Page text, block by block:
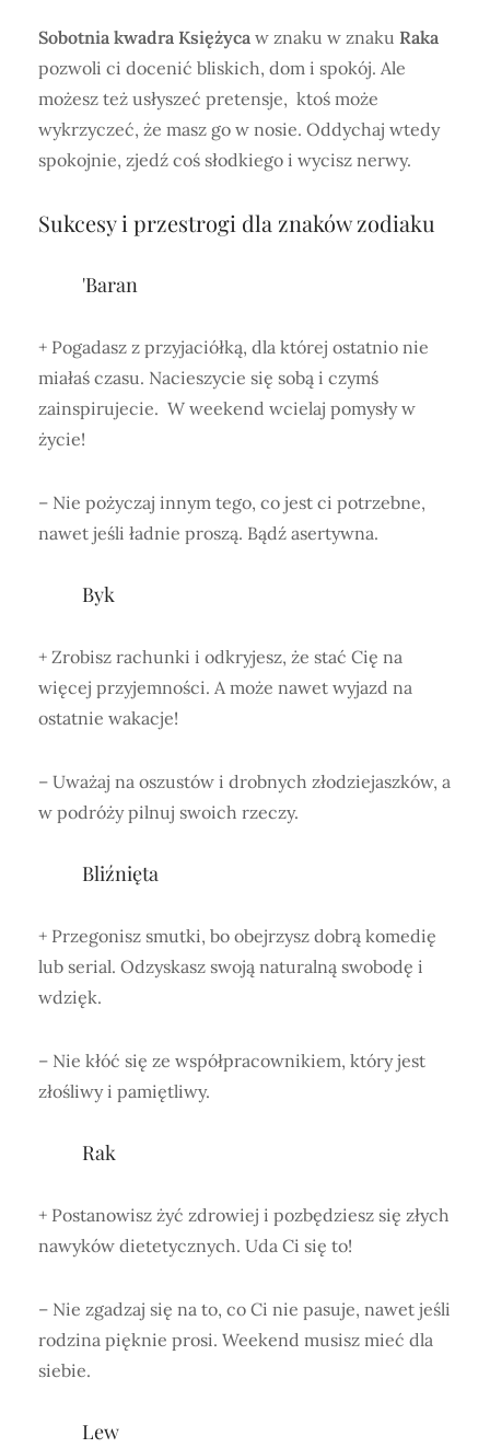
Sobotnia kwadra Księżyca w znaku w znaku Raka
pozwoli ci docenić bliskich, dom i spokój. Ale
możesz też usłyszeć pretensje, ktoś może
wykrzyczeć, że masz go w nosie. Oddychaj wtedy
spokojnie, zjedź coś słodkiego i wycisz nerwy.
Sukcesy i przestrogi dla znaków zodiaku
'Baran
+ Pogadasz z przyjaciółką, dla której ostatnio nie
miałaś czasu. Nacieszycie się sobą i czymś
zainspirujecie. W weekend wcielaj pomysły w
życie!
– Nie pożyczaj innym tego, co jest ci potrzebne,
nawet jeśli ładnie proszą. Bądź asertywna.
Byk
+ Zrobisz rachunki i odkryjesz, że stać Cię na
więcej przyjemności. A może nawet wyjazd na
ostatnie wakacje!
– Uważaj na oszustów i drobnych złodziejaszków, a
w podróży pilnuj swoich rzeczy.
Bliźnięta
+ Przegonisz smutki, bo obejrzysz dobrą komedię
lub serial. Odzyskasz swoją naturalną swobodę i
wdzięk.
– Nie kłóć się ze współpracownikiem, który jest
złośliwy i pamiętliwy.
Rak
+ Postanowisz żyć zdrowiej i pozbędziesz się złych
nawyków dietetycznych. Uda Ci się to!
– Nie zgadzaj się na to, co Ci nie pasuje, nawet jeśli
rodzina pięknie prosi. Weekend musisz mieć dla
siebie.
Lew